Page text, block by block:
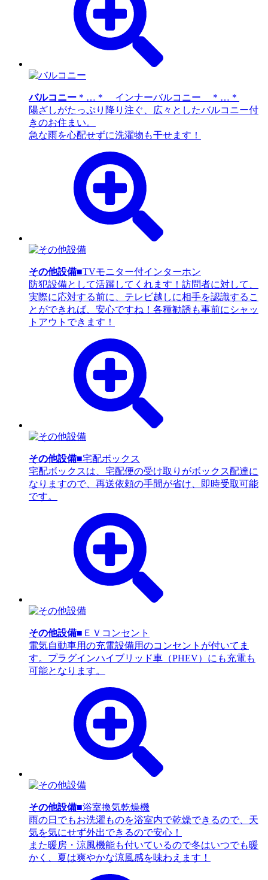
バルコニー ＊…＊ インナーバルコニー ＊…＊
陽ざしがたっぷり降り注ぐ、広々としたバルコニー付
きのお住まい。
急な雨を心配せずに洗濯物も干せます！
その他設備■TVモニター付インターホン
防犯設備として活躍してくれます！訪問者に対して、
実際に応対する前に、テレビ越しに相手を認識するこ
とができれば、安心ですね！各種勧誘も事前にシャッ
トアウトできます！
その他設備■宅配ボックス
宅配ボックスは、宅配便の受け取りがボックス配達に
なりますので、再送依頼の手間が省け、即時受取可能
です。
その他設備■ＥＶコンセント
電気自動車用の充電設備用のコンセントが付いてま
す。プラグインハイブリッド車（PHEV）にも充電も
可能となります。
その他設備■浴室換気乾燥機
雨の日でもお洗濯ものを浴室内で乾燥できるので、天
気を気にせず外出できるので安心！
また暖房・涼風機能も付いているので冬はいつでも暖
かく、夏は爽やかな涼風感を味わえます！